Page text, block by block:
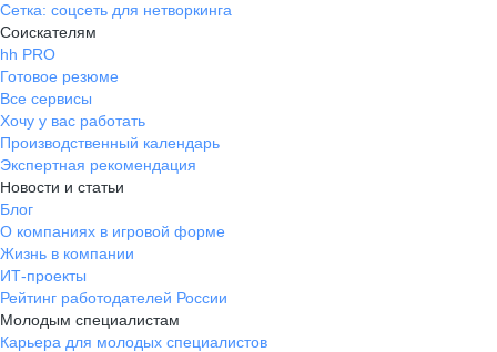
Сетка: соцсеть для нетворкинга
Соискателям
hh PRO
Готовое резюме
Все сервисы
Хочу у вас работать
Производственный календарь
Экспертная рекомендация
Новости и статьи
Блог
О компаниях в игровой форме
Жизнь в компании
ИТ-проекты
Рейтинг работодателей России
Молодым специалистам
Карьера для молодых специалистов